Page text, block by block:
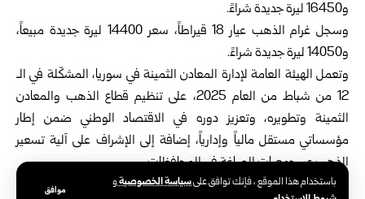
باستخدام هذا الموقع ، فإنك توافق علىسياسة الخصوصيةو
موافق
و16450 ليرة جديدة شراءً.
وسجل غرام الذهب عيار 18 قيراطاً، سعر 14400 ليرة جديدة مبيعاً،
و14050 ليرة جديدة شراءً.
وتعمل الهيئة العامة لإدارة المعادن الثمينة في سوريا، المشكّلة في الـ
12 من شباط من العام 2025، على تنظيم قطاع الذهب والمعادن
الثمينة وتطويره، وتعزيز دوره في الاقتصاد الوطني ضمن إطار
مؤسساتي مستقل مالياً وإدارياً، إضافة إلى الإشراف على آلية تسعير
الذهب عبر جمعيات الصاغة في المحافظات.